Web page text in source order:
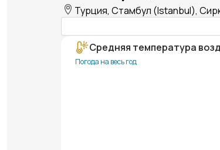
Турция, Стамбул (Istanbul),
Средняя температура
Погода на весь год